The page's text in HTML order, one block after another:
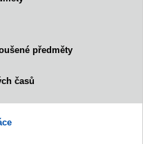
předměty
časů